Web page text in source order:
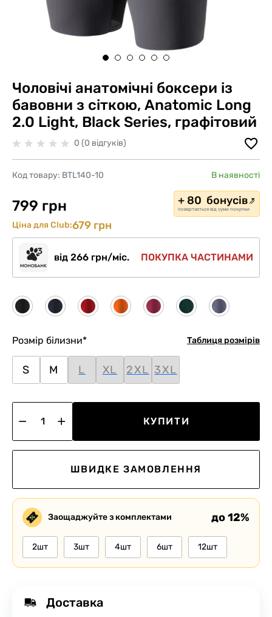
Чоловічі анатомічні боксери із
бавовни з сіткою, Anatomic Long
2.0 Light, Black Series, графітовий
0 (0 відгуків)
Код товару: BTL140-10 В наявності
799 грн + 80 бонусів
повертається від суми покупки
Ціна для Club:679 грн
від 266 грн/міс. ПОКУПКА ЧАСТИНАМИ
Таблиця розмірів
Розмір білизни*
S M L XL 2XL 3XL
КУПИТИ
ШВИДКЕ ЗАМОВЛЕННЯ
Заощаджуйте з комплектами до 12%
2шт 3шт 4шт 6шт 12шт
Доставка